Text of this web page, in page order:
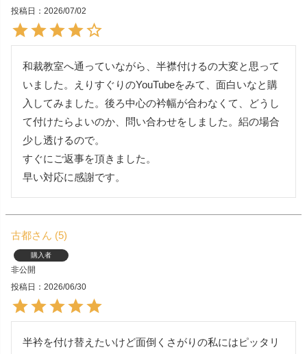
投稿日
2026/07/02
和裁教室へ通っていながら、半襟付けるの大変と思って
いました。えりすぐりのYouTubeをみて、面白いなと購
入してみました。後ろ中心の衿幅が合わなくて、どうし
て付けたらよいのか、問い合わせをしました。絽の場合
少し透けるので。
すぐにご返事を頂きました。
早い対応に感謝です。
古都 5
購入者
非公開
投稿日
2026/06/30
半衿を付け替えたいけど面倒くさがりの私にはピッタリ